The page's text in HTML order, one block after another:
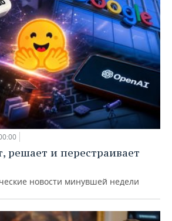
решает и перестраивает
новости минувшей недели